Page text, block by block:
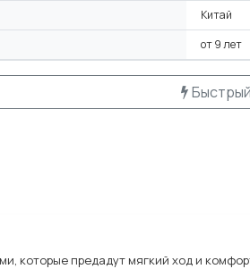
Китай
от 9 лет
которые предадут мягкий ход и